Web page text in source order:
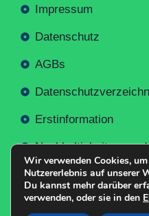
Impressum
Datenschutz
AGBs
Erstinformation
Wir verwenden Cookies,
Nutzererlebnis auf unserer
Du kannst mehr darüber
verwenden, oder sie in den